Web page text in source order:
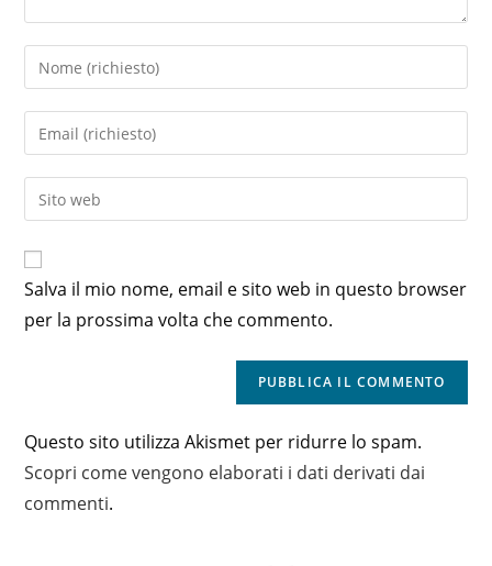
Inserisci
il
tuo
nome
nome
utente
per
commentare
Inserisci
il
tuo
indirizzo
commentare
Inserisci
l'URL
sito
web
(facoltativo)
Salva il mio nome, email e sito web in questo browser
per la prossima volta che commento.
Questo sito utilizza Akismet per ridurre lo spam.
Scopri come vengono elaborati i dati derivati dai
commenti.